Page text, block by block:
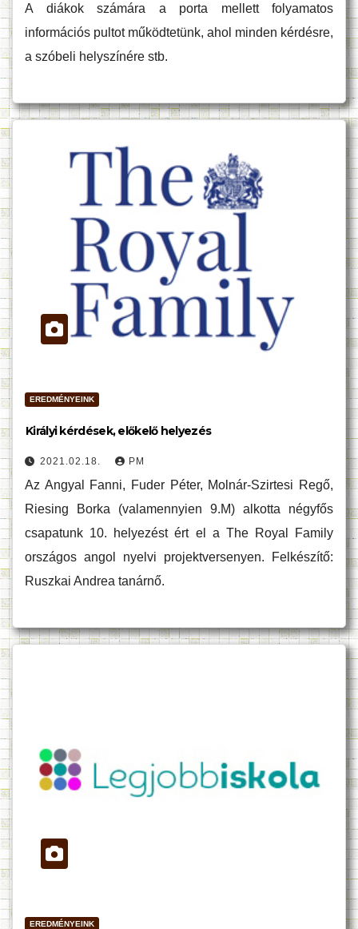
A diákok számára a porta mellett folyamatos
információs pultot működtetünk, ahol minden kérdésre,
a szóbeli helyszínére stb.
EREDMÉNYEINK
Királyi kérdések, előkelő helyezés
2021.02.18. PM
Az Angyal Fanni, Fuder Péter, Molnár-Szirtesi Regő,
Riesing Borka (valamennyien 9.M) alkotta négyfős
csapatunk 10. helyezést ért el a The Royal Family
országos angol nyelvi projektversenyen. Felkészítő:
Ruszkai Andrea tanárnő.
EREDMÉNYEINK